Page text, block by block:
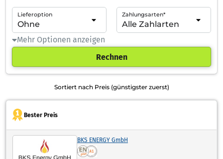
Lieferoption Zahlungsarten*
Mehr Optionen anzeigen
Rechnen
Sortiert nach Preis (günstigster zuerst)
Bester Preis
BKS ENERGY GmbH